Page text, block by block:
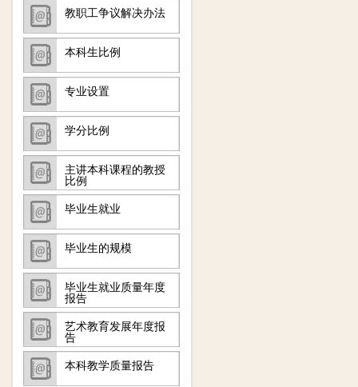
教职工争议解决办法
本科生比例
专业设置
学分比例
主讲本科课程的教授
比例
毕业生就业
毕业生的规模
毕业生就业质量年度
报告
艺术教育发展年度报
告
本科教学质量报告